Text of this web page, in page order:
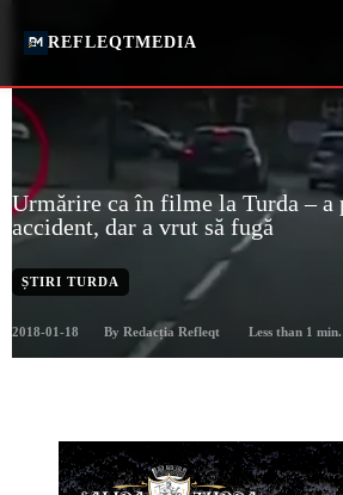
REFLEQTMEDIA
Urmărire ca în filme la Turda – a
accident, dar a vrut să fugă
ȘTIRI TURDA
2018-01-18 By Redacția Refleqt Less than 1